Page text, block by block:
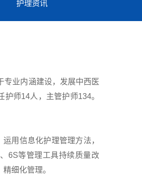
护理资讯
专业内涵建设，发展中西医
师14人，主管护师134。
用信息化护理管理方法，
6S等管理工具持续质量改
细化管理。